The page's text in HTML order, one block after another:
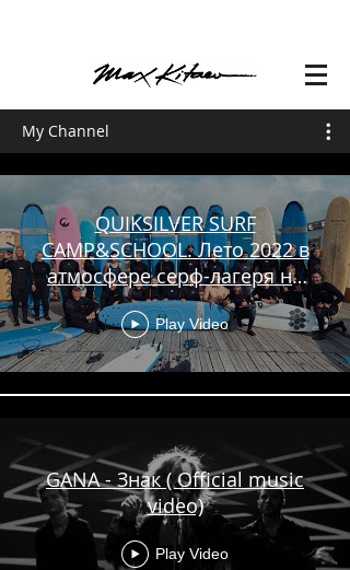
My Channel
QUIKSILVER SURF
CAMP&SCHOOL. Лето 2022 в
атмосфере серф-лагеря на
Камчатке
Play Video
GANA - Знак ( Official music
video)
Play Video